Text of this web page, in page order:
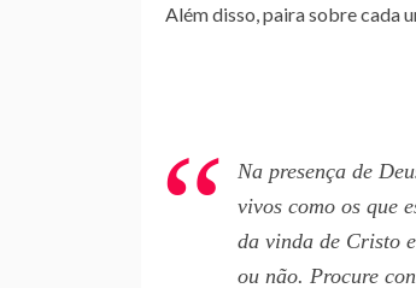
Além disso, paira sobre cada
Na presença de
vivos como os que
da vinda de Cristo
ou não. Procure